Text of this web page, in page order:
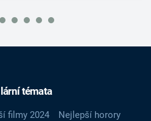
témata
filmy 2024
Nejlepší horory